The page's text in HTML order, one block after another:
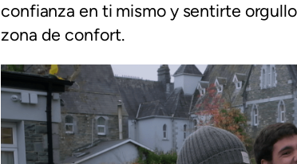
confianza en ti mismo y sentirte
zona de confort.